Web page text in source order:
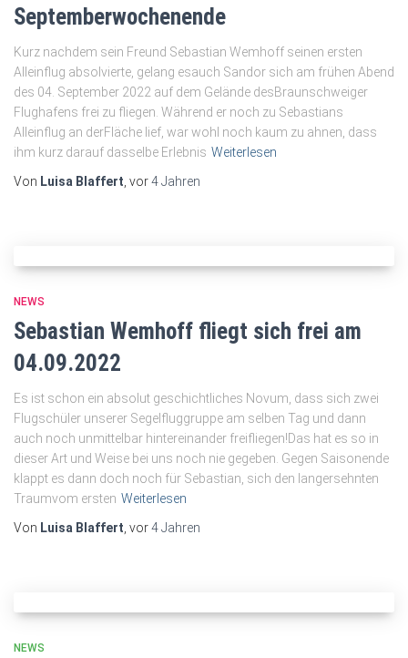
Septemberwochenende
Kurz nachdem sein Freund Sebastian Wemhoff seinen ersten
Alleinflug absolvierte, gelang esauch Sandor sich am frühen Abend
des 04. September 2022 auf dem Gelände desBraunschweiger
Flughafens frei zu fliegen. Während er noch zu Sebastians
Alleinflug an derFläche lief, war wohl noch kaum zu ahnen, dass
ihm kurz darauf dasselbe Erlebnis Weiterlesen
Von Luisa Blaffert , vor4 Jahren
NEWS
Sebastian Wemhoff fliegt sich frei am
04.09.2022
Es ist schon ein absolut geschichtliches Novum, dass sich zwei
Flugschüler unserer Segelfluggruppe am selben Tag und dann
auch noch unmittelbar hintereinander freifliegen!Das hat es so in
dieser Art und Weise bei uns noch nie gegeben. Gegen Saisonende
klappt es dann doch noch für Sebastian, sich den langersehnten
Traumvom ersten Weiterlesen
Von Luisa Blaffert , vor4 Jahren
NEWS